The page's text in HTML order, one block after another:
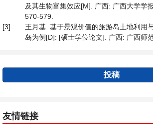
及其生物富集效应[M]. 广西: 广西大学学
570-579.
[3]
王月基. 基于景观价值的旅游岛土地利
岛为例[D]: [硕士学位论文]. 广西: 广西师
投稿
友情链接